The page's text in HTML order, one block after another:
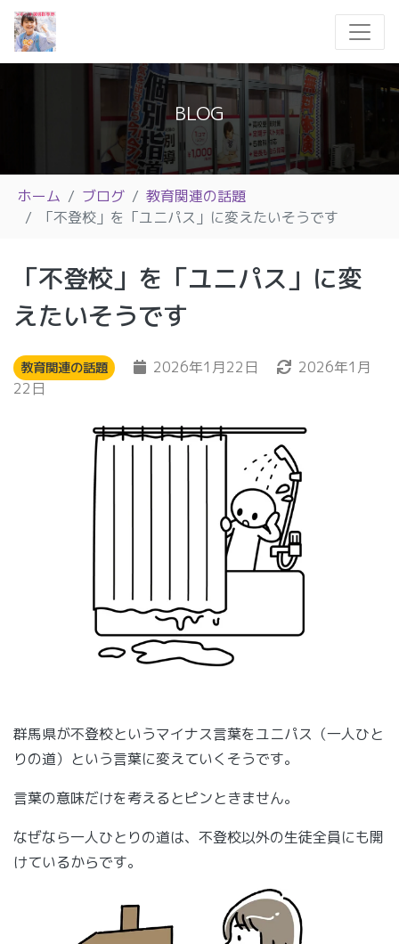
BLOG
ホーム ブログ
教育関連の話題
「不登校」を「ユニパス」に変えたいそうです
「不登校」を「ユニパス」に変
えたいそうです
教育関連の話題 2026年1月22日
2026年1月
22日
群馬県が不登校というマイナス言葉をユニパス（一人ひと
りの道）という言葉に変えていくそうです。
言葉の意味だけを考えるとピンときません。
なぜなら一人ひとりの道は、不登校以外の生徒全員にも開
けているからです。